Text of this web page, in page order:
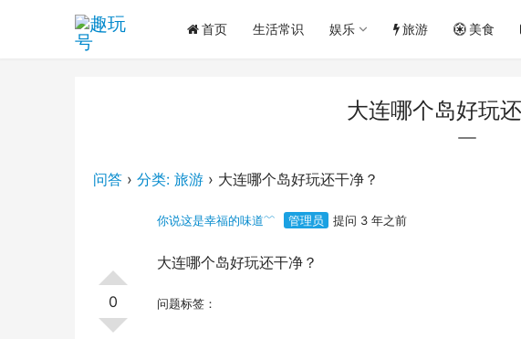
首页 生活常识 娱乐 旅游 美食
大连哪个岛好玩
问答 › 分类: 旅游 › 大连哪个岛好玩还干净？
0
你说这是幸福的味道﹌ 管理员 提问 3 年之前
大连哪个岛好玩还干净？
问题标签：